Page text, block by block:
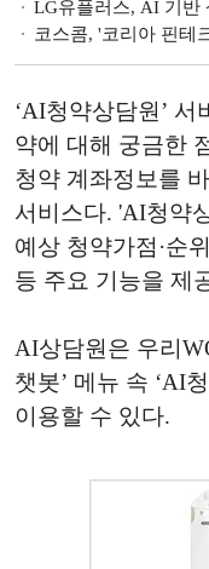
LG유플러스, AI 기반
코스콤, '코리아 핀테크
‘AI청약상담원’
약에 대해 궁금한
청약 계좌정보를
서비스다. 'AI청약
예상 청약가점·순
등 주요 기능을 제
AI상담원은 우리
챗봇’ 메뉴 속 ‘AI
이용할 수 있다.